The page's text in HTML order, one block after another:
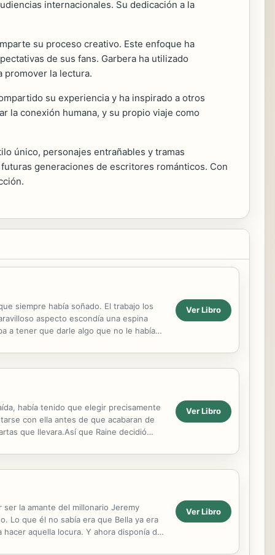
internacionales. Su dedicación a la
su proceso creativo. Este enfoque ha
de sus fans. Garbera ha utilizado
promover la lectura.
su experiencia y ha inspirado a otros
la conexión humana, y su propio viaje como
único, personajes entrañables y tramas
generaciones de escritores románticos. Con
siempre había soñado. El trabajo los
aspecto escondía una espina
a tener que darle algo que no le había
Ver Libro
había tenido que elegir precisamente
con ella antes de que acabaran de
que llevara.Así que Raine decidió
Ver Libro
ser la amante del millonario Jeremy
Lo que él no sabía era que Bella ya era
aquella locura. Y ahora disponía de
Ver Libro